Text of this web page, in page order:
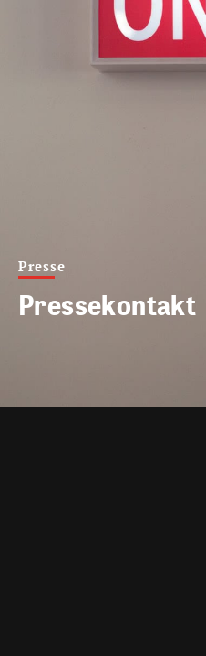
Presse
Pressekontakt